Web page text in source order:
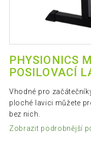
PHYSIONICS
POSILOVACÍ
Vhodné pro
ploché lavici můžete
bez nich.
Zobrazit podrobnější